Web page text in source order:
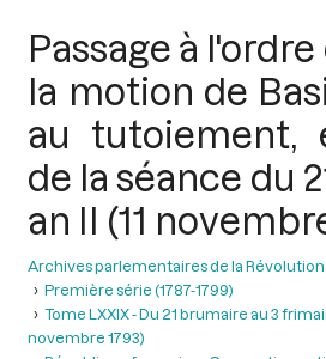
Passage à
la motion de
au tutoiement,
de la séance du
an II (11
Archives parlementaires de la Révolution
Première série (1787-1799)
Tome LXXIX - Du 21 brumaire au 3
novembre 1793)